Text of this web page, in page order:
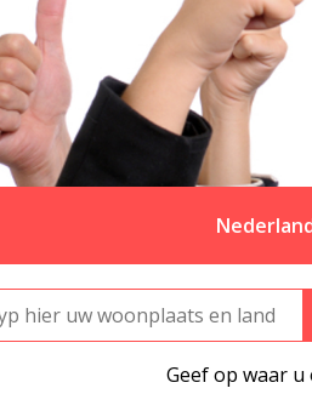
Geef op waar